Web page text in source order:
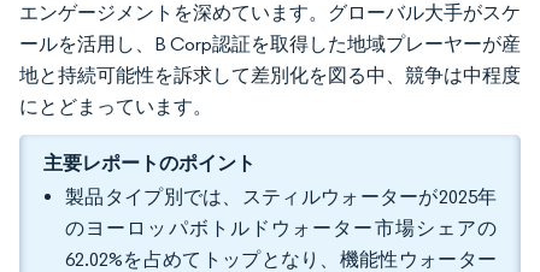
エンゲージメントを深めています。グローバル大手がスケ
ールを活用し、B Corp認証を取得した地域プレーヤーが産
地と持続可能性を訴求して差別化を図る中、競争は中程度
にとどまっています。
主要レポートのポイント
製品タイプ別では、スティルウォーターが2025年
のヨーロッパボトルドウォーター市場シェアの
62.02%を占めてトップとなり、機能性ウォーター